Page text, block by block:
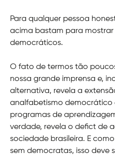
Para qualquer pessoa
acima bastam para mostrar
democráticos.
O fato de termos tão
nossa grande imprensa e,
alternativa, revela a
analfabetismo democrático
programas de
verdade, revela o defict de
sociedade brasileira. E
sem democratas, isso deve